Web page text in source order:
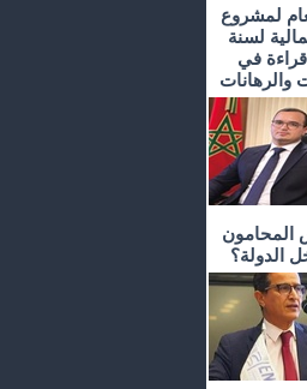
لمشروع
لسنة
قراءة في
والرهانات
المحامون
الدولة؟